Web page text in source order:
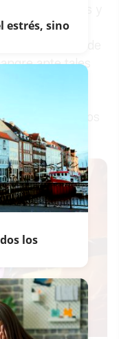
improperios y
La Gotera de
Internacional de
ante tales
Ven la
de aquí
titiriteros si los
estrés, sino
los